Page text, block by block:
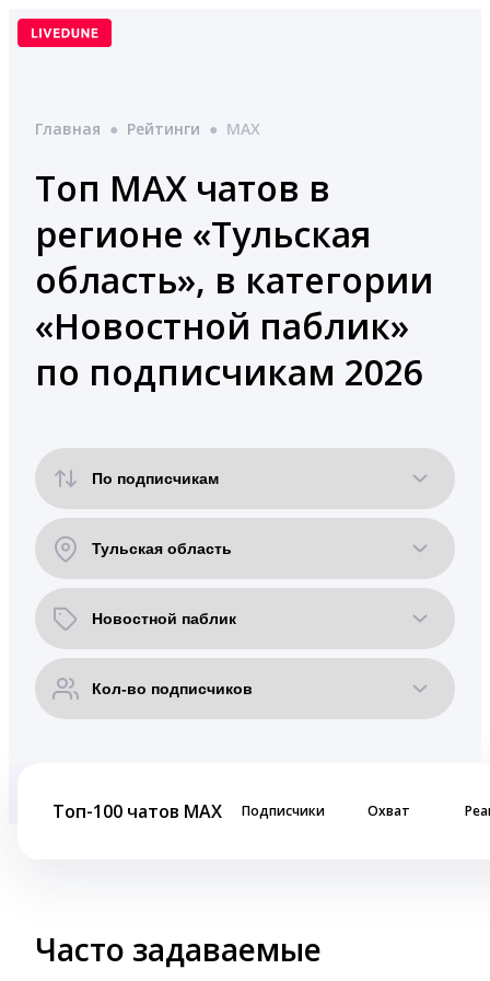
Перейти
Главная ● Рейтинги ● MAX
Топ MAX чатов в
регионе «Тульская
область», в категории
«Новостной паблик»
по подписчикам 2026
Топ-100 чатов MAX Подписчики Охват
Часто задаваемые